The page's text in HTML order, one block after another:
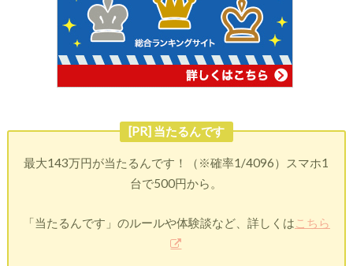
[PR] 当たるんです
最大143万円が当たるんです！（※確率1/4096）スマホ1
台で500円から。
「当たるんです」のルールや体験談など、詳しくは こちら